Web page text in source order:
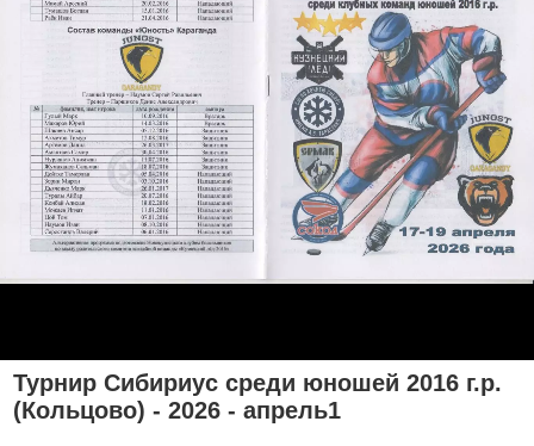
Турнир Сибириус среди юношей 2016 г.р.
(Кольцово) - 2026 - апрель1